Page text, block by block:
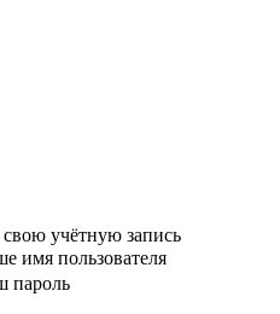
учётную запись
имя пользователя
пароль